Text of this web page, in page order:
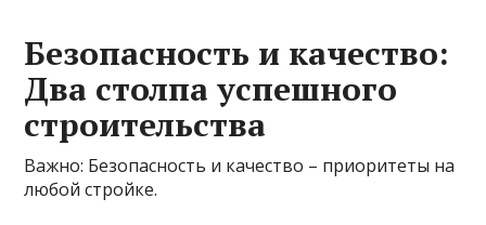
Безопасность и качество:
Два столпа успешного
строительства
Важно: Безопасность и качество – приоритеты на
любой стройке.